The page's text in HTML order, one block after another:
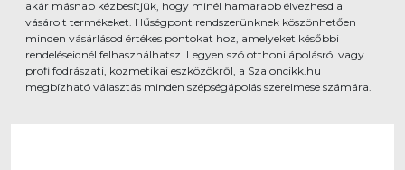
akár másnap kézbesítjük, hogy minél hamarabb élvezhesd a
vásárolt termékeket. Hűségpont rendszerünknek köszönhetően
minden vásárlásod értékes pontokat hoz, amelyeket későbbi
rendeléseidnél felhasználhatsz. Legyen szó otthoni ápolásról vagy
profi fodrászati, kozmetikai eszközökről, a Szaloncikk.hu
megbízható választás minden szépségápolás szerelmese számára.